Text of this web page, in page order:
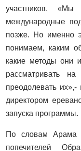
участников.
международные
позже. Но именно
понимаем, каким
какие методы они
рассматривать
преодолевать
директором
запуска программы.
По словам Арама
попечителей